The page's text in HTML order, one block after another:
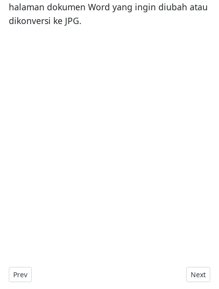
halaman dokumen Word yang ingin diubah atau
dikonversi ke JPG.
Previous article: Mengubah Atau Mengkonversi Dokumen
Prev Next
Next